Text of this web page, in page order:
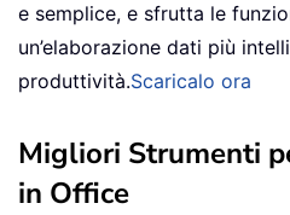
e semplice, e sfrutta le
un’elaborazione dati più
produttività.Scaricalo ora
Migliori Strumenti
in Office